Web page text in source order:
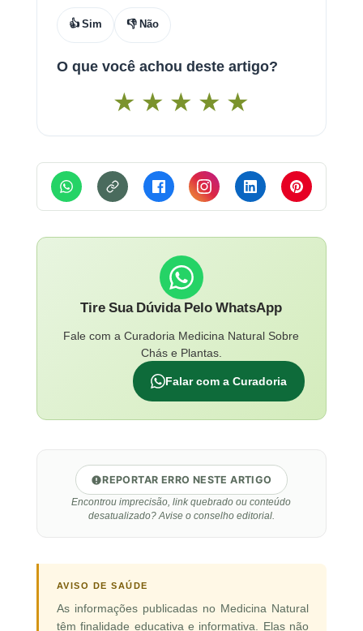
👍 Sim 👎 Não
O que você achou deste artigo?
★ ★ ★ ★ ★
Tire Sua Dúvida Pelo WhatsApp
Fale com a Curadoria Medicina Natural Sobre
Chás e Plantas.
Falar com a Curadoria
REPORTAR ERRO NESTE ARTIGO
Encontrou imprecisão, link quebrado ou conteúdo
desatualizado? Avise o conselho editorial.
AVISO DE SAÚDE
As informações publicadas no Medicina Natural
têm finalidade educativa e informativa. Elas não